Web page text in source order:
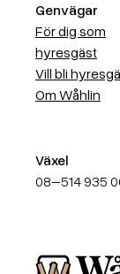
Genvägar
För dig som
hyresgäst
Vill bli
Om Wåhlin
Växel
08–514 935
Wåhlin